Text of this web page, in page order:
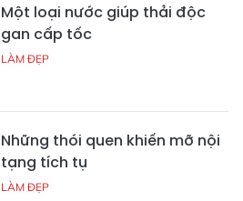
Một loại nước giúp thải độc
gan cấp tốc
LÀM ĐẸP
Những thói quen khiến mỡ nội
tạng tích tụ
LÀM ĐẸP